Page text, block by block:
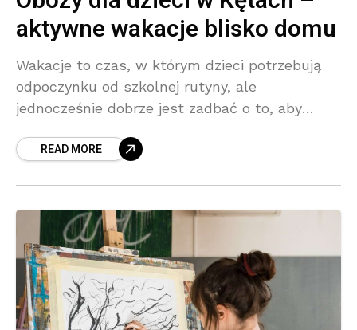
aktywne wakacje blisko domu
Wakacje to czas, w którym dzieci potrzebują
odpoczynku od szkolnej rutyny, ale
jednocześnie dobrze jest zadbać o to, aby
bezpiecznym otoczeniu. Nie każdy wyjazd
READ MORE